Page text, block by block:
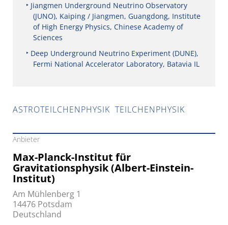
Jiangmen Underground Neutrino Observatory
(JUNO), Kaiping / Jiangmen, Guangdong, Institute
of High Energy Physics, Chinese Academy of
Sciences
Deep Underground Neutrino Experiment (DUNE),
Fermi National Accelerator Laboratory, Batavia IL
ASTROTEILCHENPHYSIK TEILCHENPHYSIK
Anbieter
Max-Planck-Institut für
Gravitationsphysik (Albert-Einstein-
Institut)
Am Mühlenberg 1
14476 Potsdam
Deutschland